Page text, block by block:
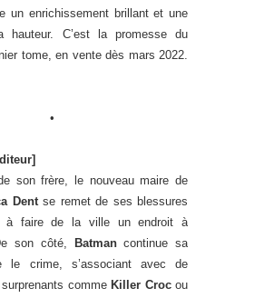
un enrichissement brillant et une
hauteur. C’est la promesse du
tome, en vente dès mars 2022.
•
son frère, le nouveau maire de
Dentse remet de ses blessures
à faire de la ville un endroit à
son côté,
Batmancontinue sa
le crime, s’associant avec de
comme Killer Crocou